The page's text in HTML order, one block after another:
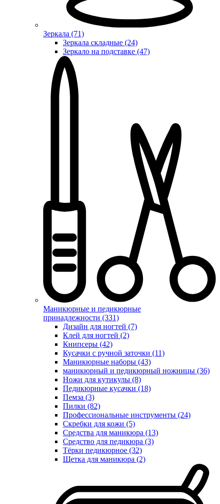
Зеркала (71)
Зеркала складные (24)
Зеркало на подставке (47)
Маникюрные и педикюрные
принадлежности (331)
Дизайн для ногтей (7)
Клей для ногтей (2)
Книпсеры (42)
Кусачки с ручной заточки (11)
Маникюрные наборы (43)
маникюрный и педикюрный ножницы (36)
Ножи для кутикулы (8)
Педикюрные кусачки (18)
Пемза (3)
Пилки (82)
Профессиональные инструменты (24)
Скребки для кожи (5)
Средства для маникюра (13)
Средство для педикюра (3)
Тёрки педикюрное (32)
Щетка для маникюра (2)